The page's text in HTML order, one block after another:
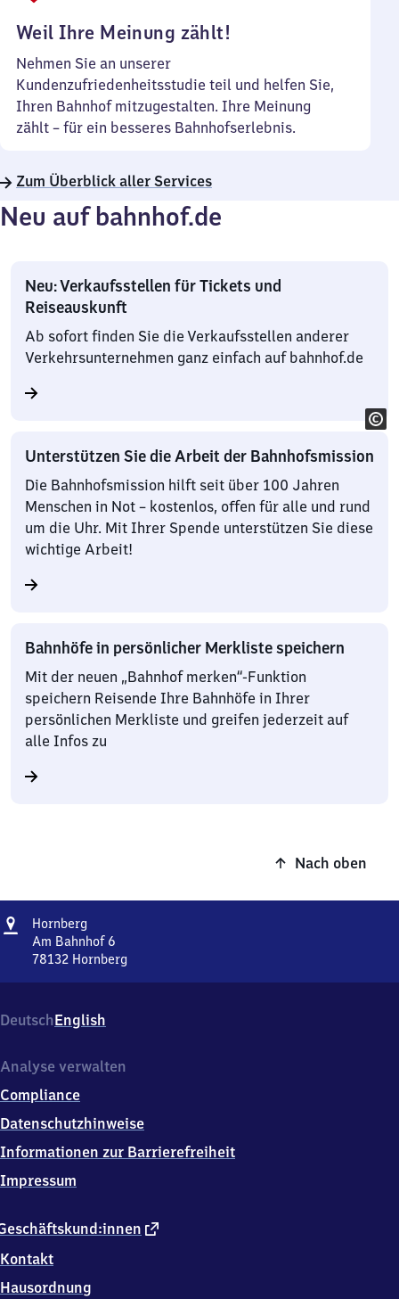
Weil Ihre Meinung zählt!
Nehmen Sie an unserer
Kundenzufriedenheitsstudie teil und helfen Sie,
Ihren Bahnhof mitzugestalten. Ihre Meinung
zählt – für ein besseres Bahnhofserlebnis.
Zum Überblick aller Services
Neu auf bahnhof.de
Neu: Verkaufsstellen für Tickets und
Reiseauskunft
Ab sofort finden Sie die Verkaufsstellen anderer
Verkehrsunternehmen ganz einfach auf bahnhof.de
Unterstützen Sie die Arbeit der Bahnhofsmission
Die Bahnhofsmission hilft seit über 100 Jahren
Menschen in Not – kostenlos, offen für alle und rund
um die Uhr. Mit Ihrer Spende unterstützen Sie diese
wichtige Arbeit!
Bahnhöfe in persönlicher Merkliste speichern
Mit der neuen „Bahnhof merken“-Funktion
speichern Reisende Ihre Bahnhöfe in Ihrer
persönlichen Merkliste und greifen jederzeit auf
alle Infos zu
Nach oben
Adresse
Hornberg
Am Bahnhof 6
78132 Hornberg
Bahnhof
6,
8
3
2
DeutschEnglish
externer
Kontakt
Hausordnung
Analyse verwalten
Compliance
Datenschutzhinweise
Informationen zur Barrierefreiheit
Impressum